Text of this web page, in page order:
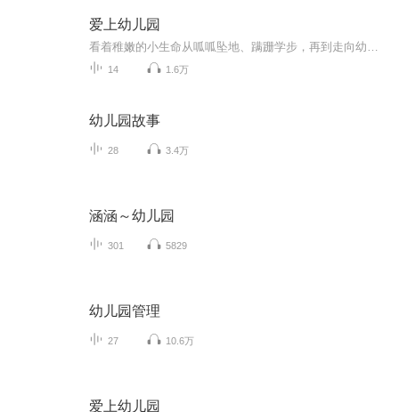
爱上幼儿园
14 1.6万
幼儿园故事
28 3.4万
涵涵～幼儿园
301 5829
幼儿园管理
27 10.6万
爱上幼儿园